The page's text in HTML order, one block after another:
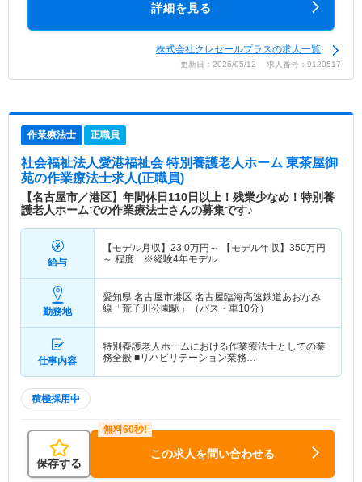
詳細を見る
株式会社クレセールプラスの求人一覧
更新日：2026/05/12 求人番号：9120517
作業療法士 正職員
社会福祉法人愛港福祉会 特別養護老人ホーム 東茶屋御
苑の作業療法士求人(正職員)
【名古屋市／港区】年間休日110日以上！残業少なめ！特別養
護老人ホームでの作業療法士さんの募集です♪
給与
【モデル月収】 23.0万円～ 【モデル年収】 350万円
～ 程度 ※経験4年モデル
勤務地
愛知県 名古屋市港区 名古屋臨海高速鉄道あおなみ
線「荒子川公園駅」（バス・車10分）
仕事内容
特別養護老人ホームにおける作業療法士としての業
務全般 ■リハビリテーション業務…
積極採用中
保存する
この求人を問い合わせる